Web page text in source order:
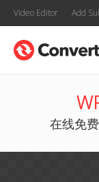
Video Editor Add
在线免